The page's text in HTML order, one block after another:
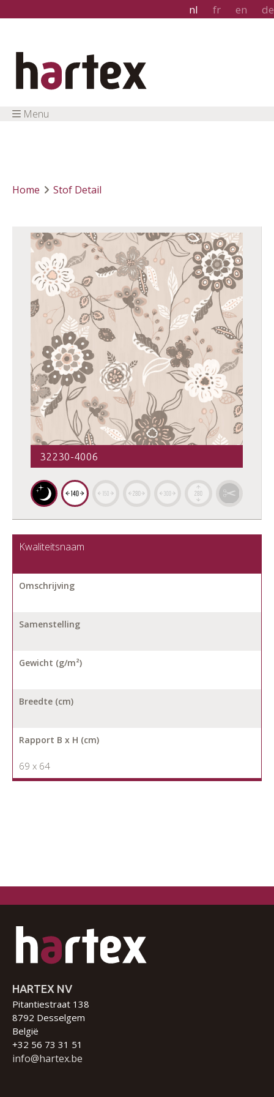
nl fr en de
Menu
Home Stof Detail
32230-4006
Kwaliteitsnaam
Omschrijving
Samenstelling
Gewicht (g/m²)
Breedte (cm)
Rapport B x H (cm)
69 x 64
HARTEX NV
Pitantiestraat 138
8792 Desselgem
België
+32 56 73 31 51
info@hartex.be